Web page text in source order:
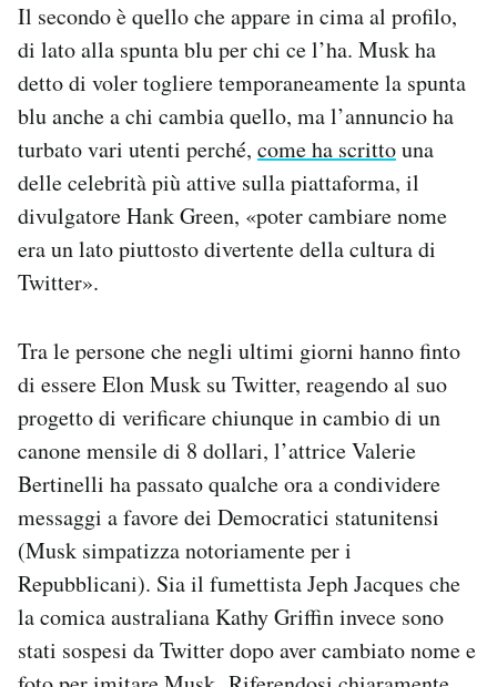
Il secondo è quello che appare in cima al profilo,
di lato alla spunta blu per chi ce l’ha. Musk ha
detto di voler togliere temporaneamente la spunta
blu anche a chi cambia quello, ma l’annuncio ha
turbato vari utenti perché, come ha scrittouna
delle celebrità più attive sulla piattaforma, il
divulgatore Hank Green, «poter cambiare nome
era un lato piuttosto divertente della cultura di
Twitter».
Tra le persone che negli ultimi giorni hanno finto
di essere Elon Musk su Twitter, reagendo al suo
progetto di verificare chiunque in cambio di un
canone mensile di 8 dollari, l’attrice Valerie
Bertinelli ha passato qualche ora a condividere
messaggi a favore dei Democratici statunitensi
(Musk simpatizza notoriamente per i
Repubblicani). Sia il fumettista Jeph Jacques che
la comica australiana Kathy Griffin invece sono
stati sospesi da Twitter dopo aver cambiato nome e